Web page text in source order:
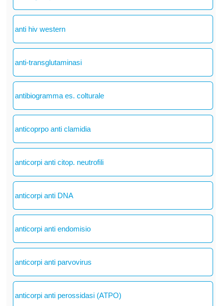
anti hiv western
anti-transglutaminasi
antibiogramma es. colturale
anticoprpo anti clamidia
anticorpi anti citop. neutrofili
anticorpi anti DNA
anticorpi anti endomisio
anticorpi anti parvovirus
anticorpi anti perossidasi (ATPO)